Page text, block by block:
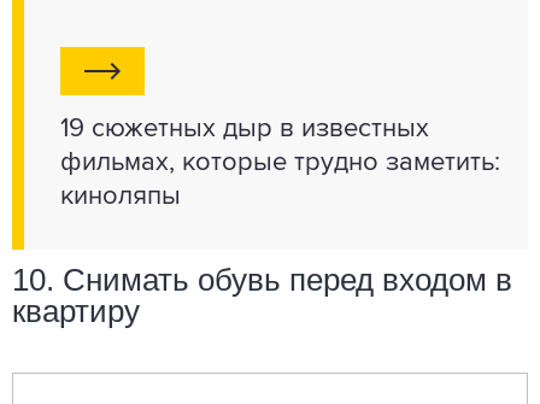
19 сюжетных дыр в известных
фильмах, которые трудно заметить:
киноляпы
10. Снимать обувь перед входом в
квартиру